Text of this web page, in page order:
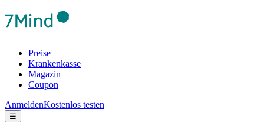
Preise
Krankenkasse
Magazin
Coupon
AnmeldenKostenlos testen
☰